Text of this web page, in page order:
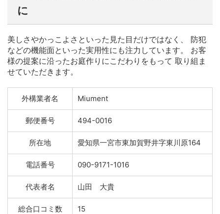
に
美しさやかっこよさといった見た目だけではなく、 防犯
などの機能面といった実用性にも注力しています。 お客
様の提案に沿ったお庭作りにこだわりをもって 取り組ま
せていただきます。
外構業者名 Miument
郵便番号 494-0016
所在地 愛知県一宮市東加賀野井字東川原164
電話番号 090-9171-1016
代表者名 山田 大貴
総合口コミ数 15